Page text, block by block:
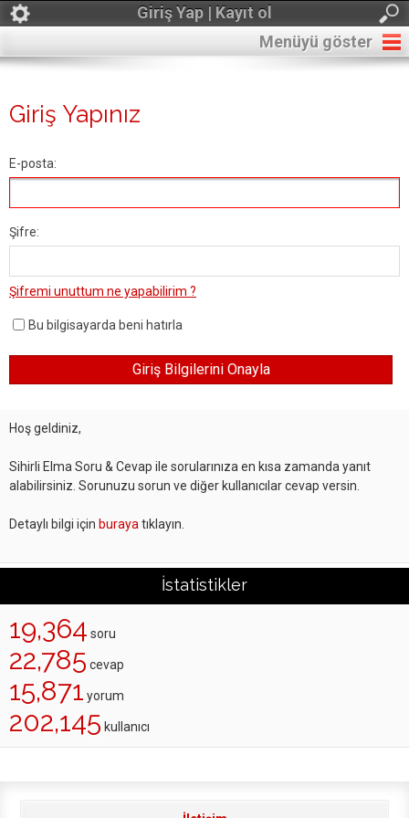
Giriş Yap | Kayıt ol
Menüyü göster
Giriş Yapınız
E-posta:
Şifre:
Şifremi unuttum ne yapabilirim ?
Bu bilgisayarda beni hatırla
Hoş geldiniz,
Sihirli Elma Soru & Cevap ile sorularınıza en kısa zamanda yanıt
alabilirsiniz. Sorunuzu sorun ve diğer kullanıcılar cevap versin.
Detaylı bilgi için buraya tıklayın.
İstatistikler
19,364 soru
22,785 cevap
15,871 yorum
202,145 kullanıcı